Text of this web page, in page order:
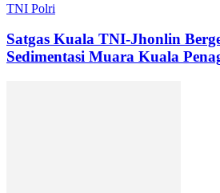
TNI Polri
Satgas Kuala TNI-Jhonlin
Sedimentasi Muara Kuala